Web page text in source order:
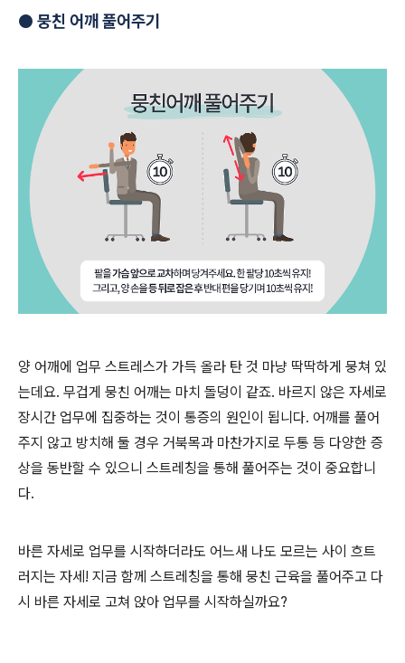
● 뭉친 어깨 풀어주기
양 어깨에 업무 스트레스가 가득 올라 탄 것 마냥 딱딱하게 뭉쳐 있
는데요. 무겁게 뭉친 어깨는 마치 돌덩이 같죠. 바르지 않은 자세로
장시간 업무에 집중하는 것이 통증의 원인이 됩니다. 어깨를 풀어
주지 않고 방치해 둘 경우 거북목과 마찬가지로 두통 등 다양한 증
상을 동반할 수 있으니 스트레칭을 통해 풀어주는 것이 중요합니
다.
바른 자세로 업무를 시작하더라도 어느새 나도 모르는 사이 흐트
러지는 자세! 지금 함께 스트레칭을 통해 뭉친 근육을 풀어주고 다
시 바른 자세로 고쳐 앉아 업무를 시작하실까요?